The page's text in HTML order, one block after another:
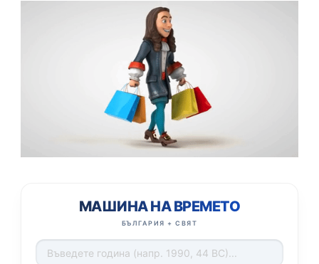
МАШИНА НА ВРЕМЕТО
БЪЛГАРИЯ + СВЯТ